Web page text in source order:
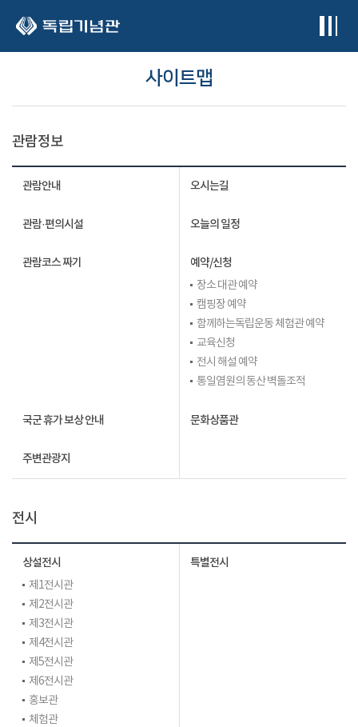
사이트맵
관람정보
관람안내 오시는길
관람·편의시설 오늘의 일정
관람코스 짜기 예약/신청
장소 대관 예약
캠핑장 예약
함께하는독립운동 체험관 예약
교육신청
전시 해설 예약
통일염원의 동산 벽돌조적
국군 휴가 보상 안내 문화상품관
주변관광지
전시
상설전시
제1전시관
제2전시관
제3전시관
제4전시관
제5전시관
제6전시관
홍보관
체험관
특별전시